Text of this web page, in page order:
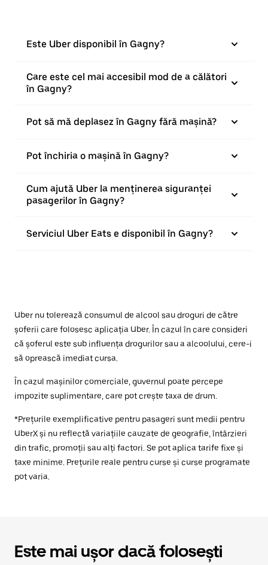
Este Uber disponibil în Gagny?
Care este cel mai accesibil mod de a călători
în Gagny?
Pot să mă deplasez în Gagny fără mașină?
Pot închiria o mașină în Gagny?
Cum ajută Uber la menținerea siguranței
pasagerilor în Gagny?
Serviciul Uber Eats e disponibil în Gagny?
Uber nu tolerează consumul de alcool sau droguri de către
șoferii care folosesc aplicația Uber. În cazul în care consideri
că șoferul este sub influența drogurilor sau a alcoolului, cere-i
să oprească imediat cursa.
În cazul mașinilor comerciale, guvernul poate percepe
impozite suplimentare, care pot crește taxa de drum.
*Prețurile exemplificative pentru pasageri sunt medii pentru
UberX și nu reflectă variațiile cauzate de geografie, întârzieri
din trafic, promoții sau alți factori. Se pot aplica tarife fixe și
taxe minime. Prețurile reale pentru curse și curse programate
pot varia.
Este mai ușor dacă folosești